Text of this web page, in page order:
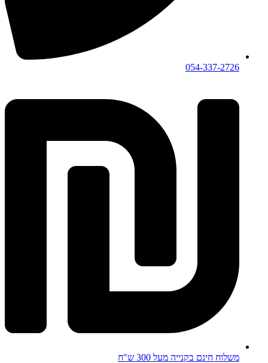
054-337-2726⁩
משלוח חינם בקנייה מעל 300 ש"ח